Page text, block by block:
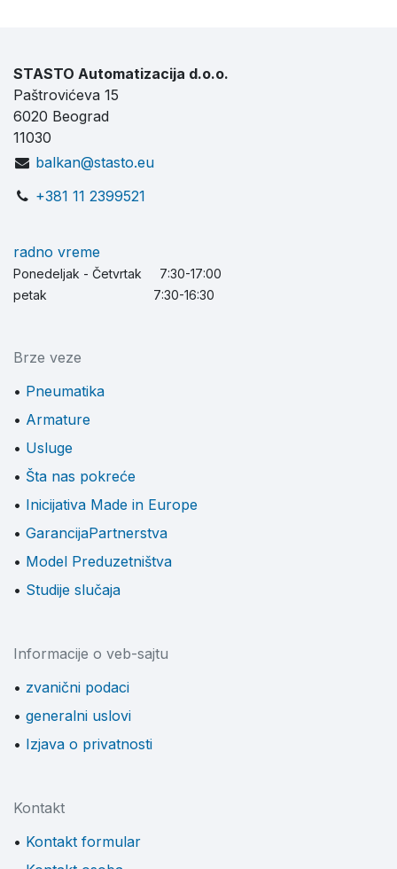
STASTO Automatizacija d.o.o.
Paštrovićeva 15
6020 Beograd
11030
balkan@stasto.eu
+381 11 2399521
radno vreme
Ponedeljak - Četvrtak 7:30-17:00
petak 7:30-16:30
Brze veze
Pneumatika
Armature
Usluge
Šta nas pokreće
Inicijativa Made in Europe
GarancijaPartnerstva
Model Preduzetništva
Studije slučaja
Informacije o veb-sajtu
zvanični podaci
generalni uslovi
Izjava o privatnosti
Kontakt
Kontakt formular